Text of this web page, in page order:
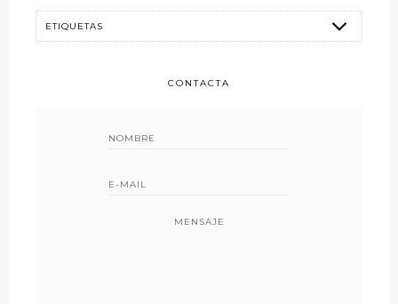
CONTACTA
MENSAJE